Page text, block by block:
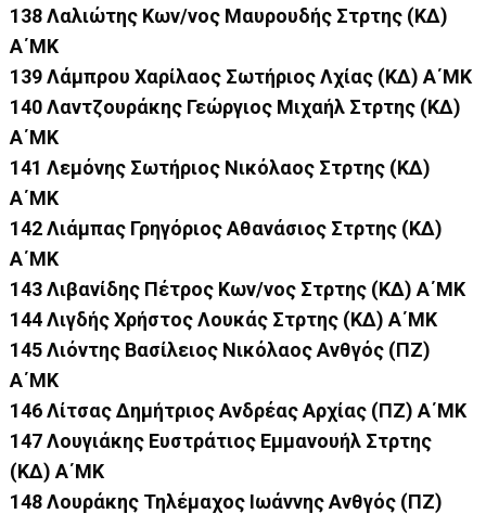
138 Λαλιώτης Κων/νος Μαυρουδής Στρτης (ΚΔ)
Α΄ΜΚ
139 Λάμπρου Χαρίλαος Σωτήριος Λχίας (ΚΔ) Α΄ΜΚ
140 Λαντζουράκης Γεώργιος Μιχαήλ Στρτης (ΚΔ)
Α΄ΜΚ
141 Λεμόνης Σωτήριος Νικόλαος Στρτης (ΚΔ)
Α΄ΜΚ
142 Λιάμπας Γρηγόριος Αθανάσιος Στρτης (ΚΔ)
Α΄ΜΚ
143 Λιβανίδης Πέτρος Κων/νος Στρτης (ΚΔ) Α΄ΜΚ
144 Λιγδής Χρήστος Λουκάς Στρτης (ΚΔ) Α΄ΜΚ
145 Λιόντης Βασίλειος Νικόλαος Ανθγός (ΠΖ)
Α΄ΜΚ
146 Λίτσας Δημήτριος Ανδρέας Αρχίας (ΠΖ) Α΄ΜΚ
147 Λουγιάκης Ευστράτιος Εμμανουήλ Στρτης
(ΚΔ) Α΄ΜΚ
148 Λουράκης Τηλέμαχος Ιωάννης Ανθγός (ΠΖ)